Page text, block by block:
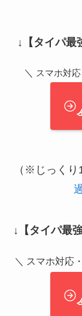
↓ 【タイパ
＼ スマホ対応
（※じっく
↓ 【タイパ最
＼ スマホ対応・